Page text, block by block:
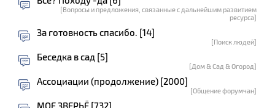
[Вопросы и предложения, связанные с дальнейшим развитием
ресурса]
За готовность спасибо. [14]
[Поиск людей]
Беседка в сад [5]
[Дом & Сад & Огород]
Ассоциации (продолжение) [2000]
[Общение форумчан]
МОЕ ЗВЕРЬЁ [732]